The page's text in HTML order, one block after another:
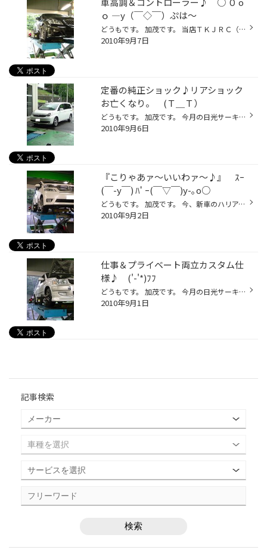
ｏ ―y（￣◇￣）ぷは～
どうもです。 加茂です。 当店ＴＫＪＲＣ（タイヤ館ジャパン宮前レーシング）のメンバーの愛車が変わりましてェ～♪ １４シルビアドリドリ仕様→ＶＷシロッコＲグリグリ仕様になりました。 今度の日光サーキット参戦!!との報告に、大変熱くなった私；加茂でしたが・・・何か? 先日、シロッコＲをアラ...
2010年9月7日
定番の純正ショック♪リアショック
お亡くなり。 (Ｔ＿Ｔ）
どうもです。 加茂です。 今月の日光サーキットの準備と致しまして、高校からの連れのＳ３のアライメントリセッティングをやりました。 『アライメントでそんなに変わるのか?』って言っていた連れでしたが、ガッツリ!!コーナリングマシーンに仕上げてあげましたら、激変に驚いておりました。 走る前...
2010年9月6日
『こりゃあァ～いいわァ～♪』 ｽｰ
(￣-y￣) ﾊﾟｰ(￣▽￣)y-｡o○
どうもです。 加茂です。 今、新車のハリアーが来店預かりしておりましてェ～ 足回り＆オーディオ＆ライト系一式等諸々作業中。 大変暑いですが・・・・がんばっておりますぞ!! ｱﾁｨ(;´д｀)ゞ～～～"Q_(´ー｀*)))ﾊﾟﾀﾊﾟﾀ では、本題ですぞ!! 実は、こちらの愛車もピカピカの新車。 足回りのご相談の為...
2010年9月2日
仕事＆プライベート両立カスタム仕
様♪ ('-'*)ﾌﾌ
どうもです。 加茂です。 今月の日光サーキットの為の下準備といいますか、人間様の運転のリハビリに深夜励んでおります。 しかし鈍った体はなかなか戻らず、普段でもかなりのへたれな走りですが、更に駄目駄目な走り・・・・。 バテバテの体に鞭打って!!リハビリ＆セッティングに励みますぞ!! ☆^(o...
2010年9月1日
記事検索